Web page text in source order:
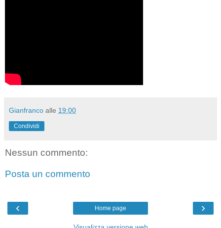
Gianfranco alle 19:00
Condividi
Nessun commento:
Posta un commento
‹ ›
Home page